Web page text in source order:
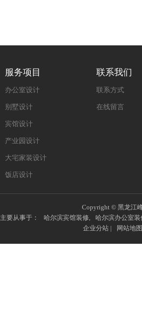
服务项目
办公室设计
别墅设计
宾馆设计
产业园设计
大宅家装设计
饭店设计
联系我们
联系方式
在线留言
Copyright © 黑龙江
主要从事于：
哈尔滨宾馆装修,
哈尔滨办公室装
企业分站| 网站地图